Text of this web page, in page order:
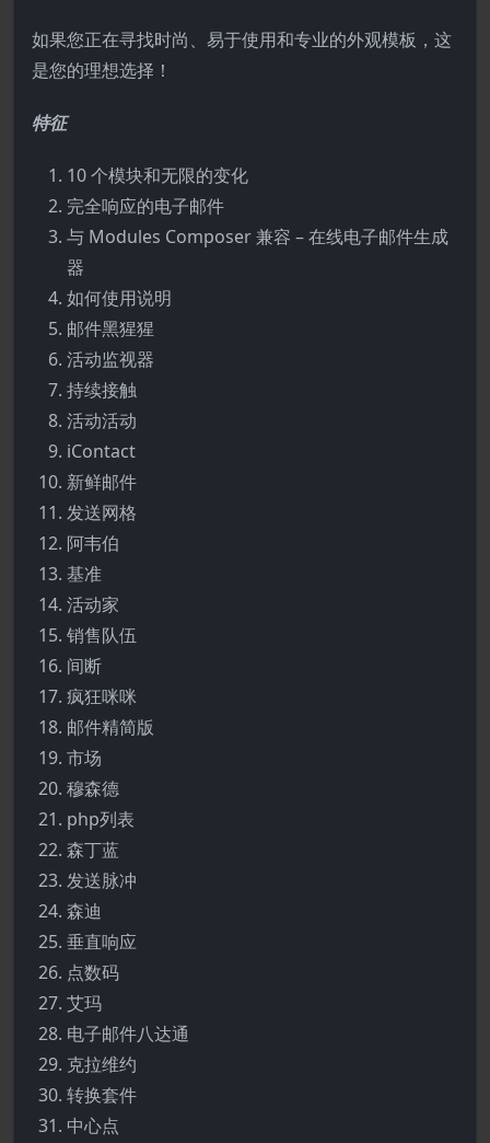
如果您正在寻找时尚、易于使用和专业的外观模板，这
是您的理想选择！
特征
10 个模块和无限的变化
完全响应的电子邮件
与 Modules Composer 兼容 – 在线电子邮件生成
器
如何使用说明
邮件黑猩猩
活动监视器
持续接触
活动活动
iContact
新鲜邮件
发送网格
阿韦伯
基准
活动家
销售队伍
间断
疯狂咪咪
邮件精简版
市场
穆森德
php列表
森丁蓝
发送脉冲
森迪
垂直响应
点数码
艾玛
电子邮件八达通
克拉维约
转换套件
中心点